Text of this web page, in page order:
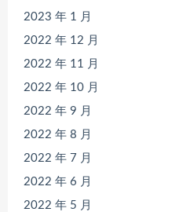
2023 年 1 月
2022 年 12 月
2022 年 11 月
2022 年 10 月
2022 年 9 月
2022 年 8 月
2022 年 7 月
2022 年 6 月
2022 年 5 月